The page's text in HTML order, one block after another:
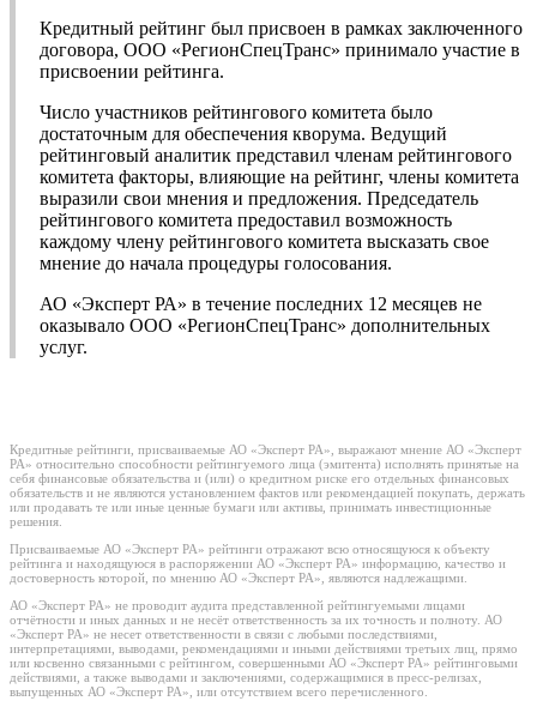
Кредитный рейтинг был присвоен в рамках заключенного
договора, ООО «РегионСпецТранс» принимало участие в
присвоении рейтинга.
Число участников рейтингового комитета было
достаточным для обеспечения кворума. Ведущий
рейтинговый аналитик представил членам рейтингового
комитета факторы, влияющие на рейтинг, члены комитета
выразили свои мнения и предложения. Председатель
рейтингового комитета предоставил возможность
каждому члену рейтингового комитета высказать свое
мнение до начала процедуры голосования.
АО «Эксперт РА» в течение последних 12 месяцев не
оказывало ООО «РегионСпецТранс» дополнительных
услуг.
Кредитные рейтинги, присваиваемые АО «Эксперт РА», выражают мнение АО «Эксперт
РА» относительно способности рейтингуемого лица (эмитента) исполнять принятые на
себя финансовые обязательства и (или) о кредитном риске его отдельных финансовых
обязательств и не являются установлением фактов или рекомендацией покупать, держать
или продавать те или иные ценные бумаги или активы, принимать инвестиционные
решения.
Присваиваемые АО «Эксперт РА» рейтинги отражают всю относящуюся к объекту
рейтинга и находящуюся в распоряжении АО «Эксперт РА» информацию, качество и
достоверность которой, по мнению АО «Эксперт РА», являются надлежащими.
АО «Эксперт РА» не проводит аудита представленной рейтингуемыми лицами
отчётности и иных данных и не несёт ответственность за их точность и полноту. АО
«Эксперт РА» не несет ответственности в связи с любыми последствиями,
интерпретациями, выводами, рекомендациями и иными действиями третьих лиц, прямо
или косвенно связанными с рейтингом, совершенными АО «Эксперт РА» рейтинговыми
действиями, а также выводами и заключениями, содержащимися в пресс-релизах,
выпущенных АО «Эксперт РА», или отсутствием всего перечисленного.